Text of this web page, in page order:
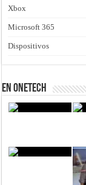
Xbox
Microsoft 365
Dispositivos
En Onetech